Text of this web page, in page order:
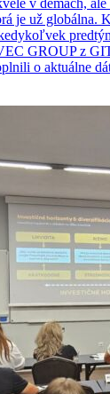
je už globálna.
GROUP z
o aktuálne